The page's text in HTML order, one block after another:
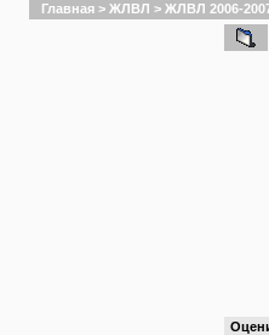
Главная > ЖЛВЛ > ЖЛВЛ 2006-